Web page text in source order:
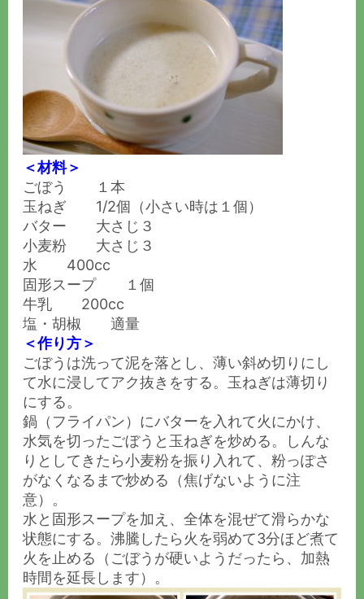
＜材料＞
ごぼう １本
玉ねぎ 1/2個（小さい時は１個）
バター 大さじ３
小麦粉 大さじ３
水 400cc
固形スープ １個
牛乳 200cc
塩・胡椒 適量
＜作り方＞
ごぼうは洗って泥を落とし、薄い斜め切りにし
て水に浸してアク抜きをする。玉ねぎは薄切り
にする。
鍋（フライパン）にバターを入れて火にかけ、
水気を切ったごぼうと玉ねぎを炒める。しんな
りとしてきたら小麦粉を振り入れて、粉っぽさ
がなくなるまで炒める（焦げないように注
意）。
水と固形スープを加え、全体を混ぜて滑らかな
状態にする。沸騰したら火を弱めて3分ほど煮て
火を止める（ごぼうが硬いようだったら、加熱
時間を延長します）。